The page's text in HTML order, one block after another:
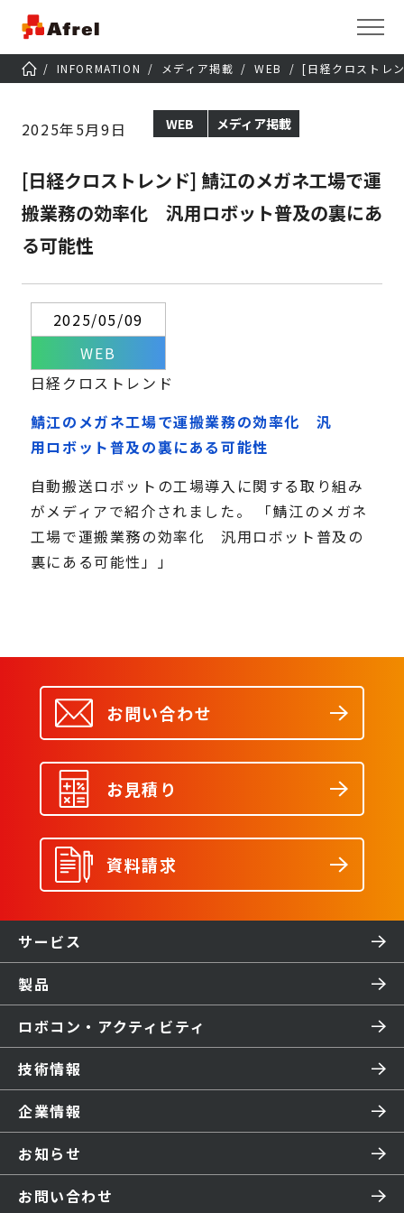
INFORMATION メディア掲載 WEB [日経クロストレ
2025年5月9日 WEB メディア掲載
[日経クロストレンド] 鯖江のメガネ工場で運
搬業務の効率化 汎用ロボット普及の裏にあ
る可能性
2025/05/09
WEB
日経クロストレンド
鯖江のメガネ工場で運搬業務の効率化 汎
用ロボット普及の裏にある可能性
自動搬送ロボットの工場導入に関する取り組み
がメディアで紹介されました。 「鯖江のメガネ
工場で運搬業務の効率化 汎用ロボット普及の
裏にある可能性」」
お問い合わせ
お見積り
資料請求
サービス
製品
ロボコン・アクティビティ
技術情報
企業情報
お知らせ
お問い合わせ